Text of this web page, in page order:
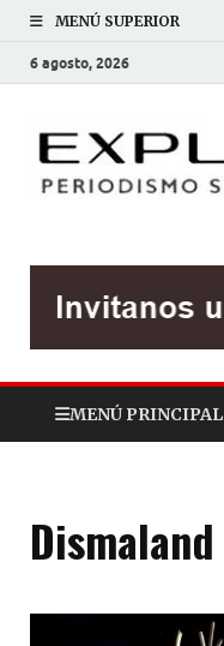
MENÚ SUPERIOR
6 agosto, 2026
MENÚ PRINCIPAL
Dismaland